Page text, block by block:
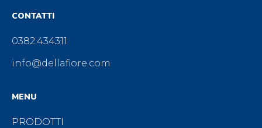
CONTATTI
0382.434311
info@dellafiore.com
MENU
PRODOTTI